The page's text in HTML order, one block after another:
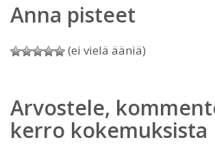
Anna pisteet
(ei vielä ääniä)
Arvostele,
kerro kokemuksista